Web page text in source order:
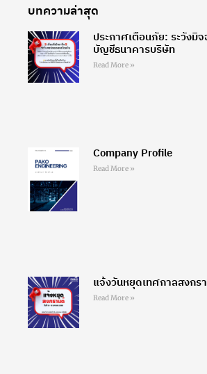
บทความล่าสุด
ประกาศเตือนภัย: ระวังมิ
บัญชีธนาคารบริษัท
Read More »
Company Profile
Read More »
แจ้งวันหยุดเทศกาลสงกร
Read More »